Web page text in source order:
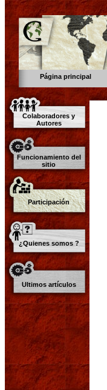
Página principal
Colaboradores y
Autores
Funcionamiento del
sitio
Participación
¿Quienes somos ?
Ultimos artículos